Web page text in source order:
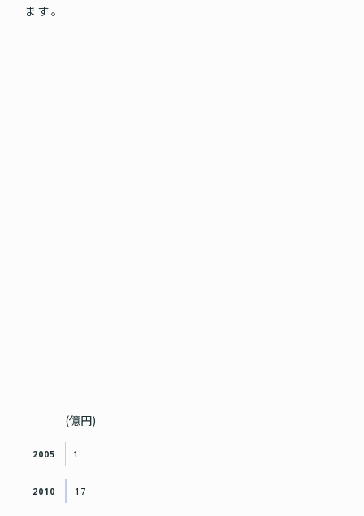
ます。
(億円)
1
2005
17
2010